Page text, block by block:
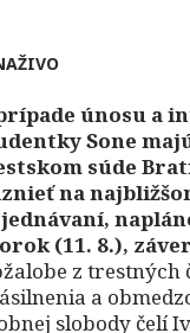
únosu a
Sone
súde
na
(11. 8.),
z trestných
a
slobody čelí